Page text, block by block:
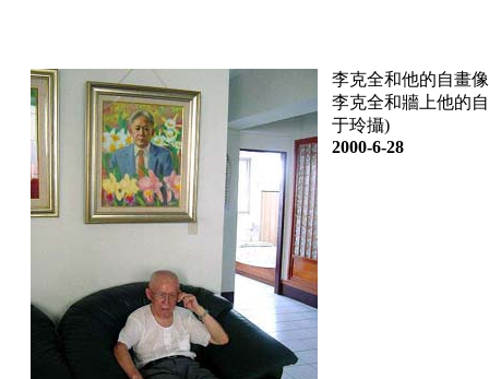
李克全和他的自畫像
李克全和牆上他的
于玲攝)
2000-6-28